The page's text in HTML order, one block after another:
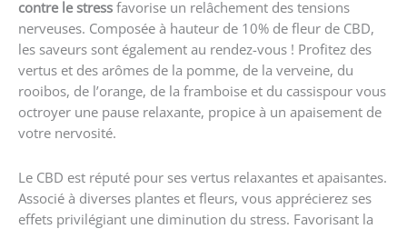
contre le stress favorise un relâchement des tensions
nerveuses. Composée à hauteur de 10% de fleur de CBD,
les saveurs sont également au rendez-vous ! Profitez des
vertus et des arômes de la pomme, de la verveine, du
rooibos, de l’orange, de la framboise et du cassispour vous
octroyer une pause relaxante, propice à un apaisement de
votre nervosité.
Le CBD est réputé pour ses vertus relaxantes et apaisantes.
Associé à diverses plantes et fleurs, vous apprécierez ses
effets privilégiant une diminution du stress. Favorisant la